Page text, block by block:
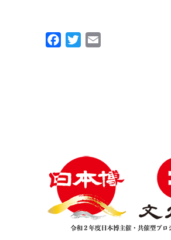
FacebookTwitter